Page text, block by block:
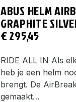
ABUS HELM
GRAPHITE
€295,45
RIDE ALL IN Als
heb je een helm
brengt. De
gemaakt…